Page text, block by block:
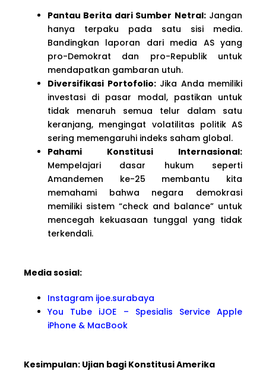
Pantau Berita dari Sumber Netral:Jangan
hanya terpaku pada satu sisi media.
Bandingkan laporan dari media AS yang
pro-Demokrat dan pro-Republik untuk
mendapatkan gambaran utuh.
Diversifikasi Portofolio:Jika Anda memiliki
investasi di pasar modal, pastikan untuk
tidak menaruh semua telur dalam satu
keranjang, mengingat volatilitas politik AS
sering memengaruhi indeks saham global.
Pahami Konstitusi Internasional:
Mempelajari dasar hukum seperti
Amandemen ke-25 membantu kita
memahami bahwa negara demokrasi
memiliki sistem “check and balance” untuk
mencegah kekuasaan tunggal yang tidak
terkendali.
Media sosial:
Instagram ijoe.surabaya
You Tube iJOE – Spesialis Service Apple
iPhone & MacBook
Kesimpulan: Ujian bagi Konstitusi Amerika